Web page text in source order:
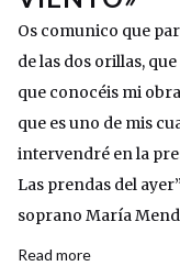
Os comunico que
de las dos orillas,
que conocéis mi
que es uno de mis
intervendré en la
Las prendas del
soprano María
Read more